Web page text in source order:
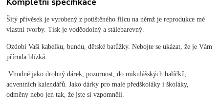
Šitý přívěsek je vyrobený z potištěného filcu na němž je reprodukce mé
vlastní tvorby. Tisk je voděodolný a stálebarevný.
Ozdobí Vaši kabelku, bundu, dětské batůžky. Nebojte se ukázat, že je Vám
příroda blízká.
Vhodné jako drobný dárek, pozornost, do mikulášských balíčků,
adventních kalendářů. Jako dárky pro malé předškoláky i školáky,
odměny nebo jen tak, že jste si vzpomněli.